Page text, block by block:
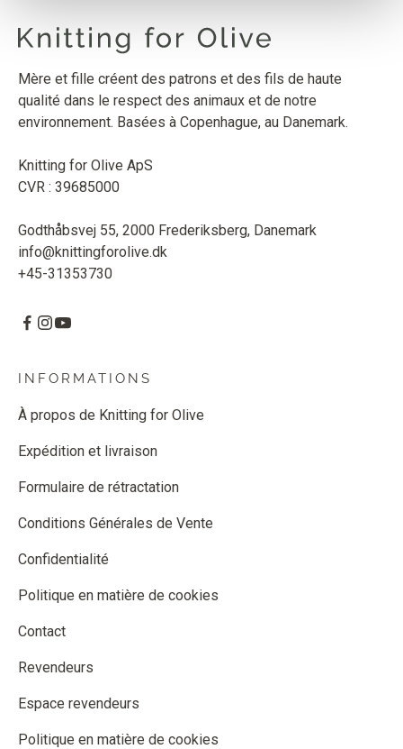
Mère et fille créent des patrons et des fils de haute
qualité dans le respect des animaux et de notre
environnement. Basées à Copenhague, au Danemark.
Knitting for Olive ApS
CVR : 39685000
Godthåbsvej 55, 2000 Frederiksberg, Danemark
info@knittingforolive.dk
+45-31353730
INFORMATIONS
À propos de Knitting for Olive
Expédition et livraison
Formulaire de rétractation
Conditions Générales de Vente
Confidentialité
Politique en matière de cookies
Contact
Revendeurs
Espace revendeurs
Politique en matière de cookies